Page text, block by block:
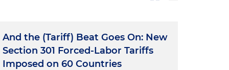
And the (Tariff) Beat Goes On: New
Section 301 Forced-Labor Tariffs
Imposed on 60 Countries